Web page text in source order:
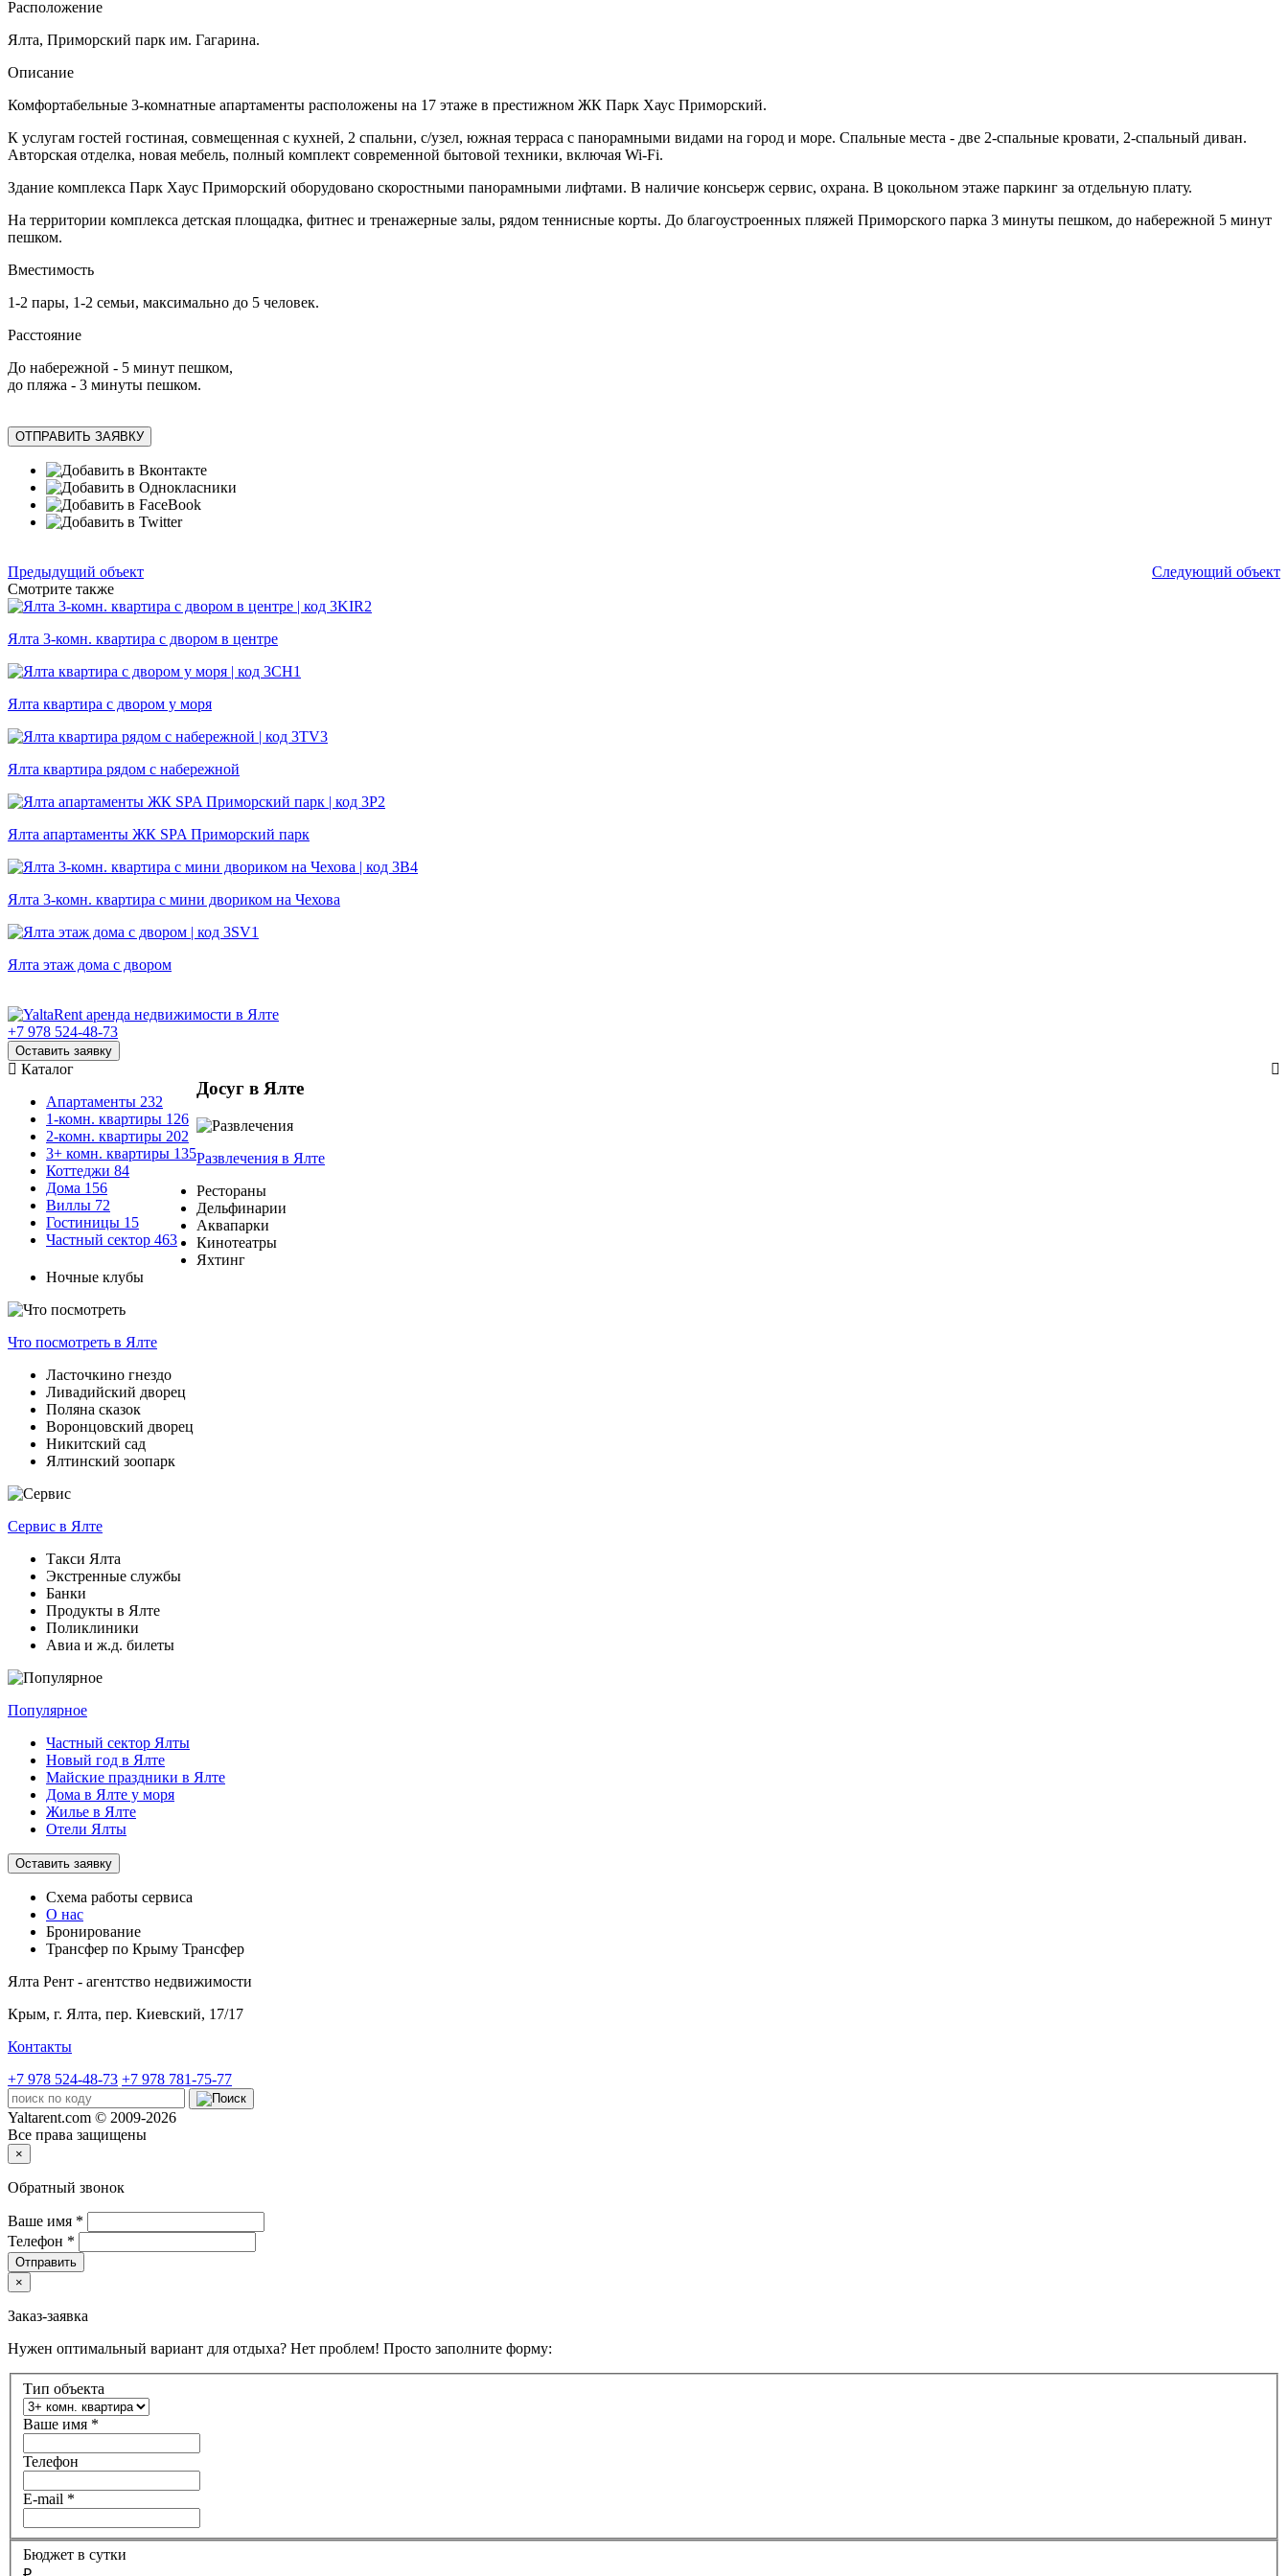
Расположение
Ялта, Приморский парк им. Гагарина.
Описание
Комфортабельные 3-комнатные апартаменты расположены на 17 этаже в престижном ЖК Парк Хаус Приморский.
К услугам гостей гостиная, совмещенная с кухней, 2 спальни, с/узел, южная терраса с панорамными видами на город и море. Спальные места - две 2-спальные кровати, 2-спальный диван.
Авторская отделка, новая мебель, полный комплект современной бытовой техники, включая Wi-Fi.
Здание комплекса Парк Хаус Приморский оборудовано скоростными панорамными лифтами. В наличие консьерж сервис, охрана. В цокольном этаже паркинг за отдельную плату.
На территории комплекса детская площадка, фитнес и тренажерные залы, рядом теннисные корты. До благоустроенных пляжей Приморского парка 3 минуты пешком, до набережной 5 минут
пешком.
Вместимость
1-2 пары, 1-2 семьи, максимально до 5 человек.
Расстояние
До набережной - 5 минут пешком,
до пляжа - 3 минуты пешком.
ОТПРАВИТЬ ЗАЯВКУ
Предыдущий объект
Следующий объект
Смотрите также
Ялта 3-комн. квартира с двором в центре
Ялта квартира с двором у моря
Ялта квартира рядом с набережной
Ялта апартаменты ЖК SPA Приморский парк
Ялта 3-комн. квартира с мини двориком на Чехова
Ялта этаж дома с двором
+7 978 524-48-73
Оставить заявку
Каталог
Апартаменты 232
1-комн. квартиры 126
2-комн. квартиры 202
3+ комн. квартиры 135
Коттеджи 84
Дома 156
Виллы 72
Гостиницы 15
Частный сектор 463
Досуг в Ялте
Развлечения в Ялте
Рестораны
Дельфинарии
Аквапарки
Кинотеатры
Яхтинг
Ночные клубы
Что посмотреть в Ялте
Ласточкино гнездо
Ливадийский дворец
Поляна сказок
Воронцовский дворец
Никитский сад
Ялтинский зоопарк
Сервис в Ялте
Такси Ялта
Экстренные службы
Банки
Продукты в Ялте
Поликлиники
Авиа и ж.д. билеты
Популярное
Частный сектор Ялты
Новый год в Ялте
Майские праздники в Ялте
Дома в Ялте у моря
Жилье в Ялте
Отели Ялты
Оставить заявку
Схема работы сервиса
О нас
Бронирование
Трансфер по Крыму Трансфер
Ялта Рент - агентство недвижимости
Крым, г. Ялта, пер. Киевский, 17/17
Контакты
+7 978 524-48-73 +7 978 781-75-77
Yaltarent.com © 2009-2026
Все права защищены
×
Обратный звонок
Ваше имя *
Телефон *
Отправить
×
Заказ-заявка
Нужен оптимальный вариант для отдыха? Нет проблем! Просто заполните форму:
Тип объекта
Ваше имя *
Телефон
E-mail *
Бюджет в сутки